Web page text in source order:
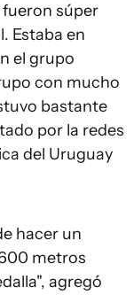
fueron súper
Estaba en
el grupo
con mucho
bastante
por la redes
del Uruguay
hacer un
metros
agregó